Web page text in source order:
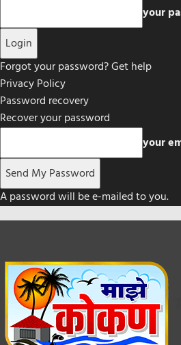
your
Forgot your password? Get help
Privacy Policy
Password recovery
Recover your password
your
A password will be e-mailed to you.